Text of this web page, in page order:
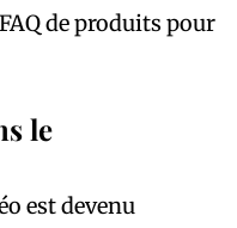
de produits pour
le
est devenu